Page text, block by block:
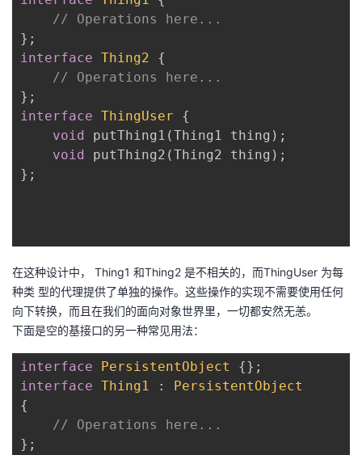
// Operations here...
interface Thing2 {
// Operations here...
interface ThingUser {
void
putThing1(Thing1 thing);
void
putThing2(Thing2 thing);
};
在这种设计中， Thing1 和Thing2 是不相关的，而ThingUser 为每
种类 型的代理提供了单独的操作。这些操作的实现不需要使用任何
向下转换，而且在我们的面向对象世界里，一切都安然无恙。
下面是空的基接口的另一种常见用法：
interface PersistentObject {
interface Thing1 : PersistentObject
{
// Operations here...